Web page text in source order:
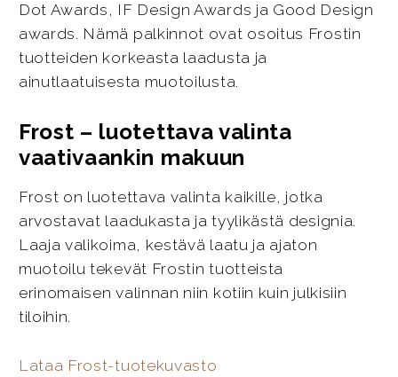
Dot Awards, IF Design Awards ja Good Design
awards. Nämä palkinnot ovat osoitus Frostin
tuotteiden korkeasta laadusta ja
ainutlaatuisesta muotoilusta.
Frost – luotettava valinta
vaativaankin makuun
Frost on luotettava valinta kaikille, jotka
arvostavat laadukasta ja tyylikästä designia.
Laaja valikoima, kestävä laatu ja ajaton
muotoilu tekevät Frostin tuotteista
erinomaisen valinnan niin kotiin kuin julkisiin
tiloihin.
Lataa Frost-tuotekuvasto